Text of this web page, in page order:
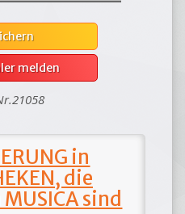
melden
in
die
sind